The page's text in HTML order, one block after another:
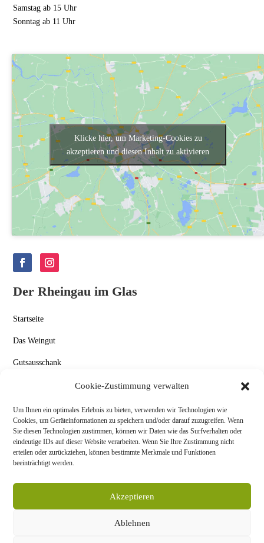
Cookie-Zustimmung verwalten
Um Ihnen ein optimales Erlebnis zu bieten, verwenden wir Technologien wie
Cookies, um Geräteinformationen zu speichern und/oder darauf zuzugreifen. Wenn
Sie diesen Technologien zustimmen, können wir Daten wie das Surfverhalten oder
eindeutige IDs auf dieser Website verarbeiten. Wenn Sie Ihre Zustimmung nicht
erteilen oder zurückziehen, können bestimmte Merkmale und Funktionen
beeinträchtigt werden.
Akzeptieren
Ablehnen
Samstag ab 15 Uhr
Sonntag ab 11 Uhr
Klicke hier, um Marketing-Cookies zu
akzeptieren und diesen Inhalt zu aktivieren
Der Rheingau im Glas
Startseite
Das Weingut
Gutsausschank
Kontakt
Datenschutz & Impressum
Allgemeine Geschäftsbedingungen